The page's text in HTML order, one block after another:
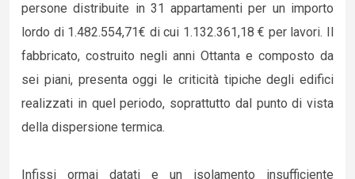
persone distribuite in 31 appartamenti per un importo
lordo di 1.482.554,71€ di cui 1.132.361,18 € per lavori. Il
fabbricato, costruito negli anni Ottanta e composto da
sei piani, presenta oggi le criticità tipiche degli edifici
realizzati in quel periodo, soprattutto dal punto di vista
della dispersione termica.
Infissi ormai datati e un isolamento insufficiente